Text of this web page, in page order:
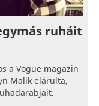
ruháit
a Vogue magazin
Malik elárulta,